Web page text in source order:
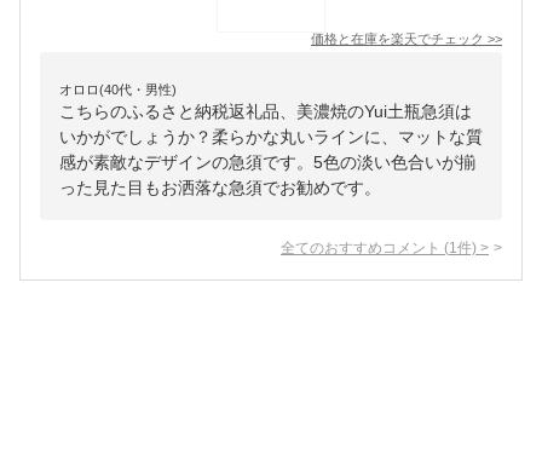
価格と在庫を楽天でチェック >>
オロロ(40代・男性)
こちらのふるさと納税返礼品、美濃焼のYui土瓶急須は
いかがでしょうか？柔らかな丸いラインに、マットな質
感が素敵なデザインの急須です。5色の淡い色合いが揃
った見た目もお洒落な急須でお勧めです。
全てのおすすめコメント (1 件) >